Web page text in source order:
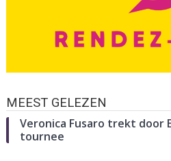
MEEST GELEZEN
Veronica Fusaro trekt door
tournee